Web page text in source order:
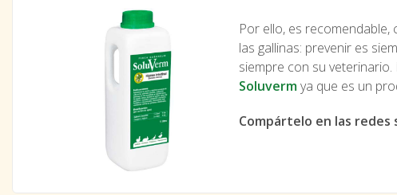
Por ello, es
las gallinas: prevenir es
siempre con su
Soluvermya que es un
Compártelo en las redes